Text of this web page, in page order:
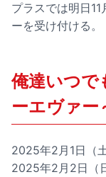
プラスでは明日
ーを受け付ける。
俺達いつで
ーエヴァー
2025年2月1日（
2025年2月2日（